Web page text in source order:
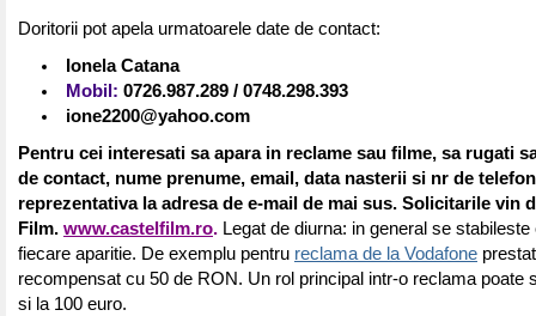
Doritorii pot apela urmatoarele date de contact:
Ionela Catana
Mobil: 0726.987.289 / 0748.298.393
ione2200@yahoo.com
Pentru cei interesati sa apara in reclame sau filme, sa rugati
de contact, nume prenume, email, data nasterii si nr de
reprezentativa la adresa de e-mail de mai sus. Solicitarile vin
Film. www.castelfilm.ro. Legat de diurna: in general se
fiecare aparitie. De exemplu pentru reclama de la Vodafone
recompensat cu 50 de RON. Un rol principal intr-o reclama poate
si la 100 euro.